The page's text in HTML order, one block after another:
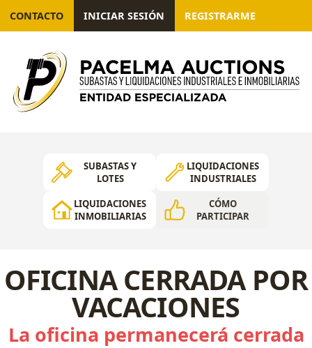
CONTACTO INICIAR SESIÓN REGISTRARME
SUBASTAS Y
LOTES
LIQUIDACIONES
INDUSTRIALES
LIQUIDACIONES
INMOBILIARIAS
CÓMO
PARTICIPAR
OFICINA CERRADA POR
VACACIONES
La oficina permanecerá cerrada